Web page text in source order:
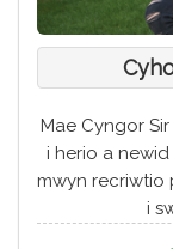
Mae Cyngor
i herio a
mwyn
i